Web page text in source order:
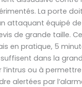
La porte
attaquant équipé
de grande taille.
en pratique, 5
dans la
ou à permettre
alertées par